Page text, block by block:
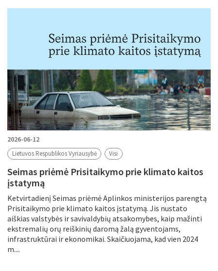
2026-06-12
Lietuvos Respublikos Vyriausybė Visi
Seimas priėmė Prisitaikymo prie klimato kaitos
įstatymą
Ketvirtadienį Seimas priėmė Aplinkos ministerijos parengtą
Prisitaikymo prie klimato kaitos įstatymą. Jis nustato
aiškias valstybės ir savivaldybių atsakomybes, kaip mažinti
ekstremalių orų reiškinių daromą žalą gyventojams,
infrastruktūrai ir ekonomikai. Skaičiuojama, kad vien 2024
m....